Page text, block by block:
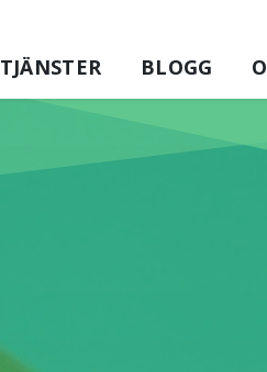
TJÄNSTER BLOGG